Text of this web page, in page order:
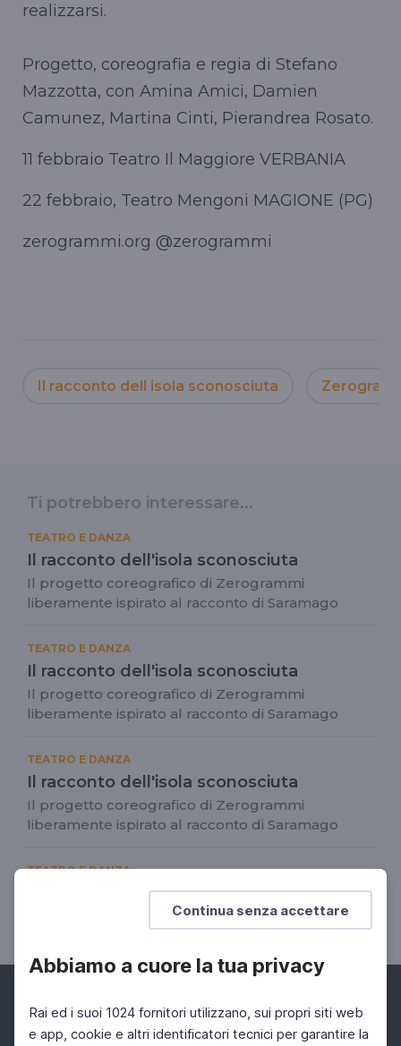
Continua senza accettare
Abbiamo a cuore la tua privacy
Rai ed i suoi 1024 fornitori utilizzano, sui propri siti web
e app, cookie e altri identificatori tecnici per garantire la
realizzarsi.
Progetto, coreografia e regia di Stefano
Mazzotta, con Amina Amici, Damien
Camunez, Martina Cinti, Pierandrea Rosato.
11 febbraio Teatro Il Maggiore VERBANIA
22 febbraio, Teatro Mengoni MAGIONE (PG)
zerogrammi.org @zerogrammi
Il racconto dell isola sconosciuta
Ti potrebbero interessare...
TEATRO E DANZA
Il racconto dell'isola sconosciuta
Il progetto coreografico di Zerogrammi
liberamente ispirato al racconto di Saramago
TEATRO E DANZA
Il racconto dell'isola sconosciuta
Il progetto coreografico di Zerogrammi
liberamente ispirato al racconto di Saramago
TEATRO E DANZA
Il racconto dell'isola sconosciuta
Il progetto coreografico di Zerogrammi
liberamente ispirato al racconto di Saramago
TEATRO E DANZA
Elegia delle cose perdute
11 Mar 2024 > 15 Mar 2024